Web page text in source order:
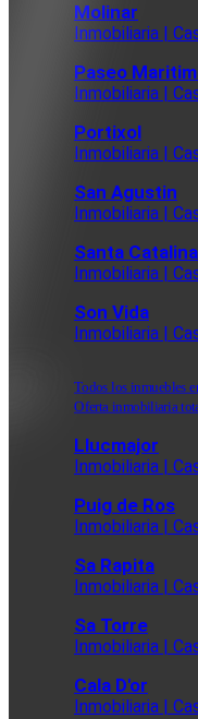
Molinar
Inmobiliaria |
Paseo
Inmobiliaria |
Portixol
Inmobiliaria |
San Agustin
Inmobiliaria |
Santa Catalina
Inmobiliaria |
Son Vida
Inmobiliaria |
Todos los inmuebles
Oferta inmobiliaria
Llucmajor
Inmobiliaria |
Puig de Ros
Inmobiliaria |
Sa Rapita
Inmobiliaria |
Sa Torre
Inmobiliaria |
Cala D'or
Inmobiliaria |